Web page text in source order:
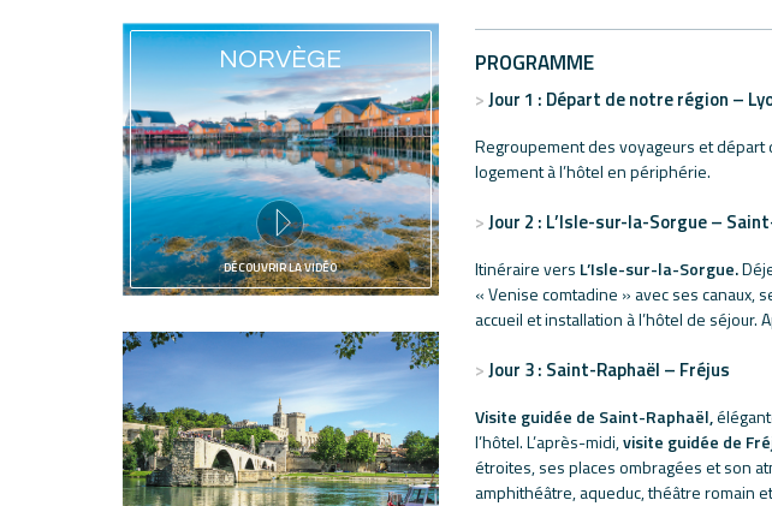
PROGRAMME
Jour 1 : Départ de notre région –
Regroupement des voyageurs et
logement à l’hôtel en périphérie.
Jour 2 : L’Isle-sur-la-Sorgue –
Itinéraire vers L’Isle-sur-la-Sorgue.
« Venise comtadine » avec ses canaux,
accueil et installation à l’hôtel de
Jour 3 : Saint-Raphaël – Fréjus
Visite guidée de Saint-Raphaël,
l’hôtel. L’après-midi,visite guidée de
étroites, ses places ombragées et son
amphithéâtre, aqueduc, théâtre romain
NORVÈGE
DÉCOUVRIR LA VIDÉO